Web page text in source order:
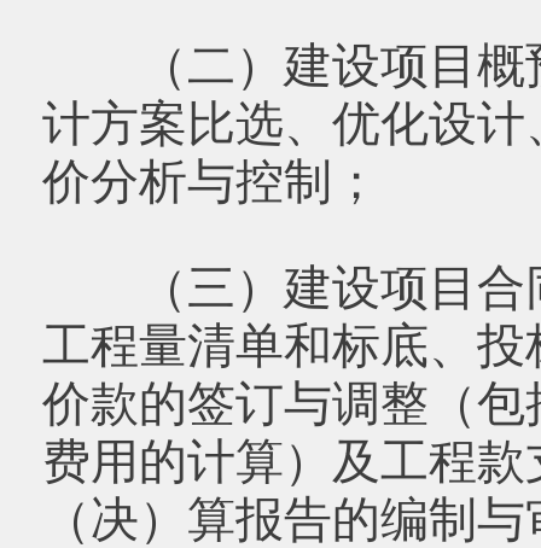
（二）建设项目概
计方案比选、优化设
价分析与控制；
（三）建设项目合
工程量清单和标底、
价款的签订与调整（
费用的计算）及工程
（决）算报告的编制